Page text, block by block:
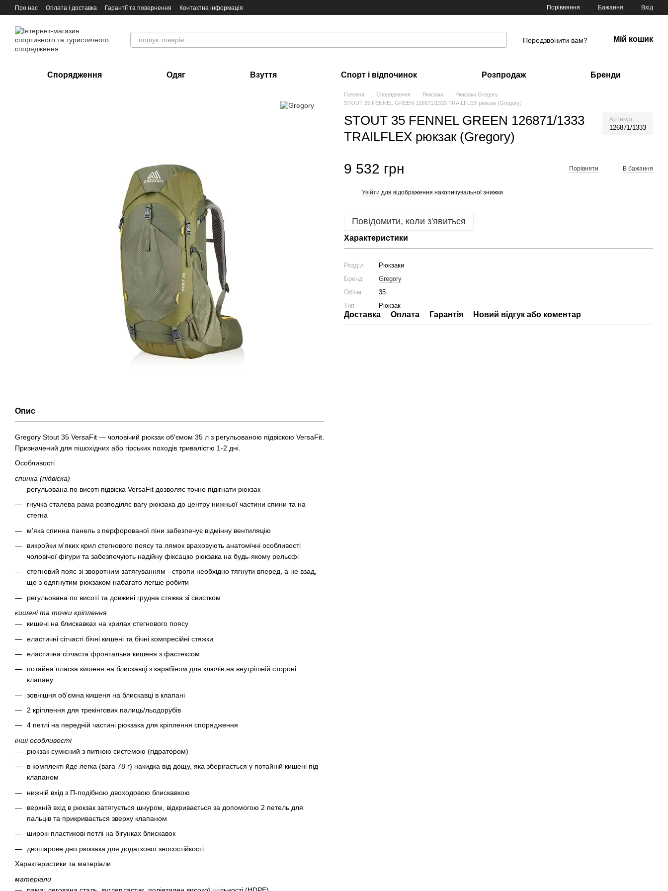
Перейти до основного контенту
Про нас Оплата і доставка Гарантії та повернення Контактна інформація Порівняння Бажання Вхід
Передзвонити вам? Мій кошик
Спорядження Одяг Взуття Спорт і відпочинок Розпродаж Бренди
Опис
Gregory Stout 35 VersaFit — чоловічий рюкзак об'ємом 35 л з регульованою підвіскою VersaFit.
Призначений для пішохідних або гірських походів тривалістю 1-2 дні.
Особливості
спинка (підвіска)
регульована по висоті підвіска VersaFit дозволяє точно підігнати рюкзак
гнучка сталева рама розподіляє вагу рюкзака до центру нижньої частини спини та на
стегна
м'яка спинна панель з перфорованої піни забезпечує відмінну вентиляцію
викройки м'яких крил стегнового поясу та лямок враховують анатомічні особливості
чоловічої фігури та забезпечують надійну фіксацію рюкзака на будь-якому рельєфі
стегновий пояс зі зворотним затягуванням - стропи необхідно тягнути вперед, а не взад,
що з одягнутим рюкзаком набагато легше робити
регульована по висоті та довжині грудна стяжка зі свистком
кишені та точки кріплення
кишені на блискавках на крилах стегнового поясу
еластичні сітчасті бічні кишені та бічні компресійні стяжки
еластична сітчаста фронтальна кишеня з фастексом
потайна пласка кишеня на блискавці з карабіном для ключів на внутрішній стороні
клапану
зовнішня об'ємна кишеня на блискавці в клапані
2 кріплення для трекінгових палиць/льодорубів
4 петлі на передній частині рюкзака для кріплення спорядження
інші особливості
рюкзак сумісний з питною системою (гідратором)
в комплекті йде легка (вага 78 г) накидка від дощу, яка зберігається у потайній кишені під
клапаном
нижній вхід з П-подібною двоходовою блискавкою
верхній вхід в рюкзак затягується шнуром, відкривається за допомогою 2 петель для
пальців та прикривається зверху клапаном
широкі пластикові петлі на бігунках блискавок
двошарове дно рюкзака для додаткової зносостійкості
Характеристики та матеріали
матеріали
Головна Спорядження Рюкзаки
Рюкзаки Gregory
STOUT 35 FENNEL GREEN 126871/1333 TRAILFLEX рюкзак (Gregory)
STOUT 35 FENNEL GREEN 126871/1333
TRAILFLEX рюкзак (Gregory)
Артикул
126871/1333
9 532 грн Порівняти В бажання
Увійти для відображення накопичувальної знижки
Повідомити, коли з'явиться
Характеристики
Розділ
Рюкзаки
Бренд
Gregory
Об'єм
35
Тип
Рюкзак
Доставка Оплата Гарантія Новий відгук або коментар